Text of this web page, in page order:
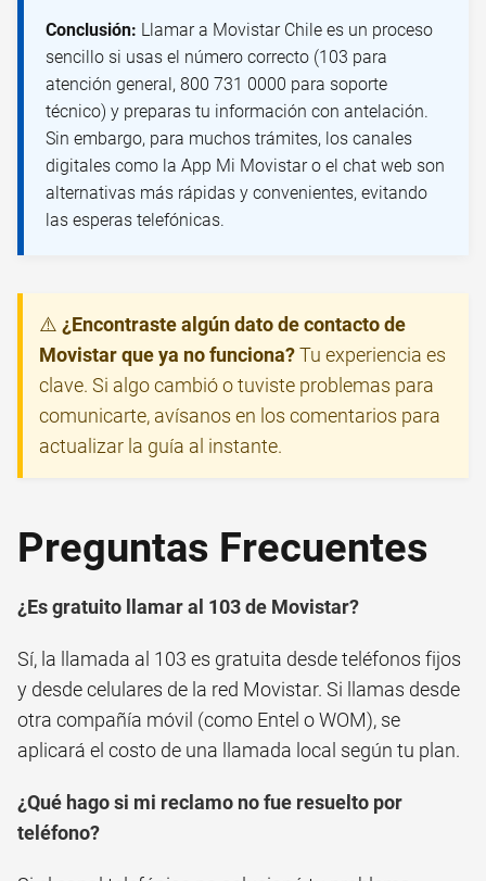
Conclusión: Llamar a Movistar Chile es un proceso
sencillo si usas el número correcto (103 para
atención general, 800 731 0000 para soporte
técnico) y preparas tu información con antelación.
Sin embargo, para muchos trámites, los canales
digitales como la App Mi Movistar o el chat web son
alternativas más rápidas y convenientes, evitando
las esperas telefónicas.
⚠️ ¿Encontraste algún dato de contacto de
Movistar que ya no funciona?Tu experiencia es
clave. Si algo cambió o tuviste problemas para
comunicarte, avísanos en los comentarios para
actualizar la guía al instante.
Preguntas Frecuentes
¿Es gratuito llamar al 103 de Movistar?
Sí, la llamada al 103 es gratuita desde teléfonos fijos
y desde celulares de la red Movistar. Si llamas desde
otra compañía móvil (como Entel o WOM), se
aplicará el costo de una llamada local según tu plan.
¿Qué hago si mi reclamo no fue resuelto por
teléfono?